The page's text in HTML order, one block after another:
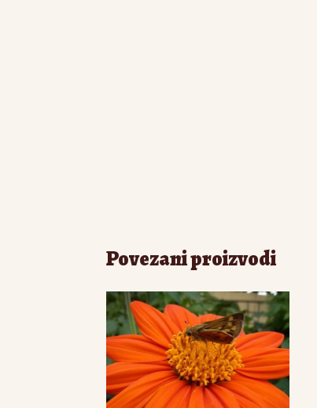
Povezani proizvodi